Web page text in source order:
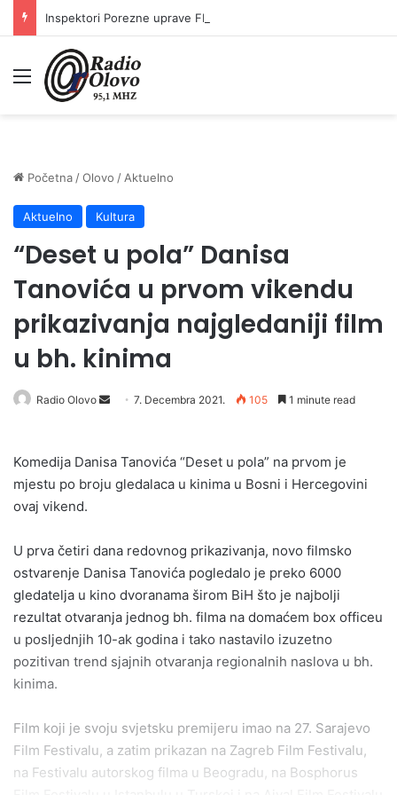
Meni
Početna /Olovo / Aktuelno
Aktuelno Kultura
“Deset u pola” Danisa
Tanovića u prvom vikendu
prikazivanja najgledaniji film
u bh. kinima
Radio Olovo
Send7. Decembra 2021. 105 1 minute read
Komedija Danisa Tanovića “Deset u pola” na prvom je
mjestu po broju gledalaca u kinima u Bosni i Hercegovini
ovaj vikend.
U prva četiri dana redovnog prikazivanja, novo filmsko
ostvarenje Danisa Tanovića pogledalo je preko 6000
gledatelja u kino dvoranama širom BiH što je najbolji
rezultat otvaranja jednog bh. filma na domaćem box officeu
u posljednjih 10-ak godina i tako nastavilo izuzetno
pozitivan trend sjajnih otvaranja regionalnih naslova u bh.
kinima.
Film koji je svoju svjetsku premijeru imao na 27. Sarajevo
Film Festivalu, a zatim prikazan na Zagreb Film Festivalu,
na Festivalu autorskog filma u Beogradu, na Bosphorus